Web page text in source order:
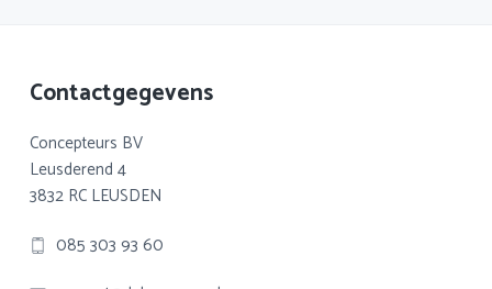
Footer
Contactgegevens
Concepteurs BV
Leusderend 4
3832 RC LEUSDEN
085 303 93 60